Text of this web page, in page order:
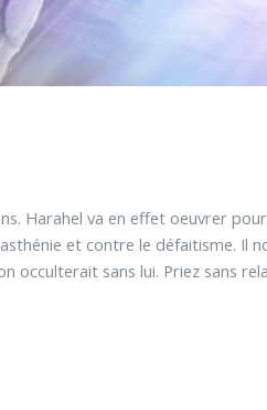
Harahel va en effet oeuvrer
et contre le défaitisme. Il
occulterait sans lui. Priez sans